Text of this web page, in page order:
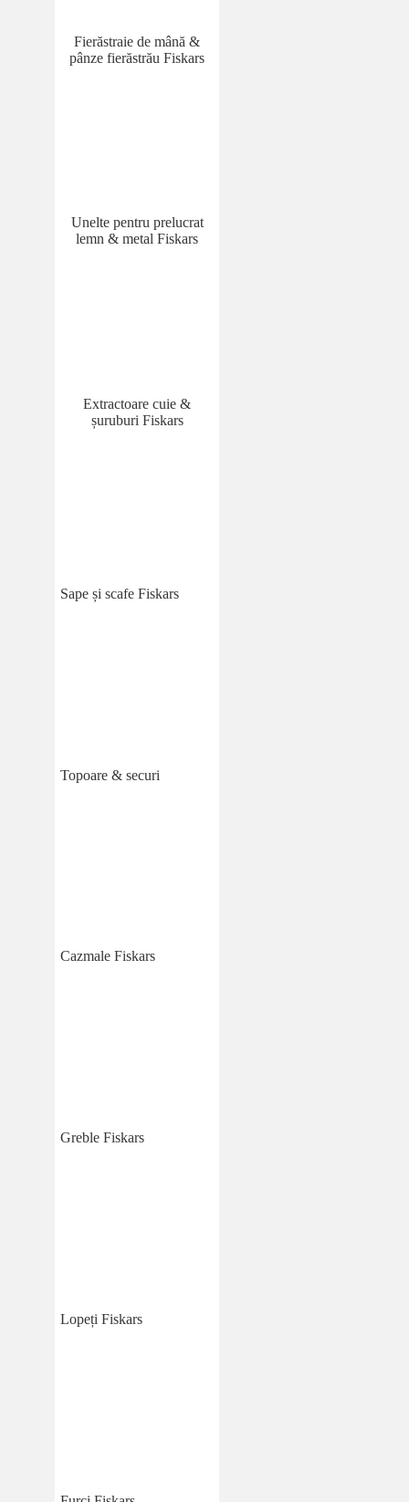
Fierăstraie de mână &
pânze fierăstrău Fiskars
Unelte pentru prelucrat
lemn & metal Fiskars
Extractoare cuie &
șuruburi Fiskars
Sape și scafe Fiskars
Topoare & securi
Cazmale Fiskars
Greble Fiskars
Lopeți Fiskars